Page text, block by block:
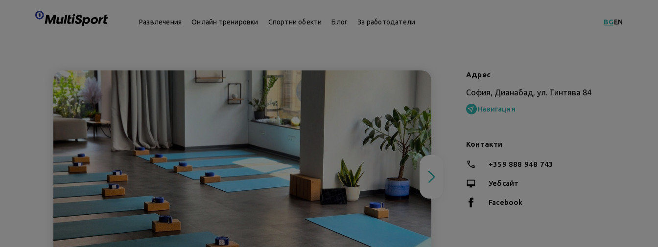
Развлечения Онлайн тренировки Спортни обекти Блог За работодатели BGEN
Адрес
София, Дианабад, ул. Тинтява 84
Навигация
Контакти
+359 888 948 743
Уебсайт
Facebook